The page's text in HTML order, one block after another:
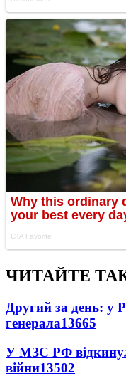
ЧИТАЙТЕ
Другий за день: у
генерала13665
У МЗС РФ
війни13502